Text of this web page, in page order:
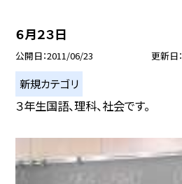
６月２３日
公開日 2011/06/23 更新日
新規カテゴリ
３年生国語、理科、社会です。